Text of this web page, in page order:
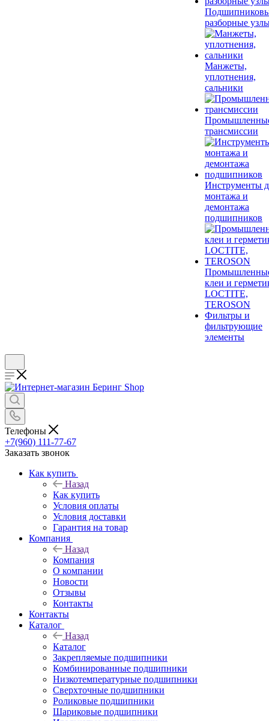
разборные
Манжеты,
уплотнения,
сальники
трансмиссии
Инструменты
монтажа и
демонтажа
подшипников
клеи и
LOCTITE,
TEROSON
Фильтры и
фильтрующие
элементы
Телефоны
+7(960) 111-77-67
Заказать звонок
Как купить
Назад
Как купить
Условия оплаты
Условия доставки
Гарантия на товар
Компания
Назад
Компания
О компании
Новости
Отзывы
Контакты
Контакты
Каталог
Назад
Каталог
Закрепляемые подшипники
Комбинированные подшипники
Низкотемпературные подшипники
Сверхточные подшипники
Роликовые подшипники
Шариковые подшипники